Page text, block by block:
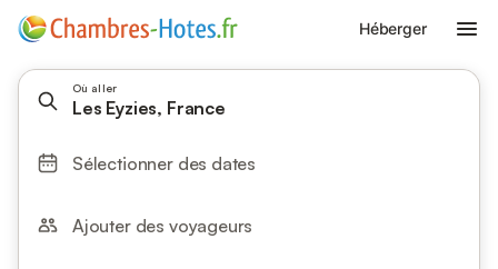
Héberger
Où aller
Les Eyzies, France
Sélectionner des dates
Ajouter des voyageurs